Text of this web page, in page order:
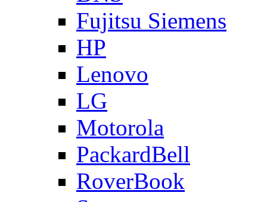
Fujitsu Siemens
HP
Lenovo
LG
Motorola
PackardBell
RoverBook